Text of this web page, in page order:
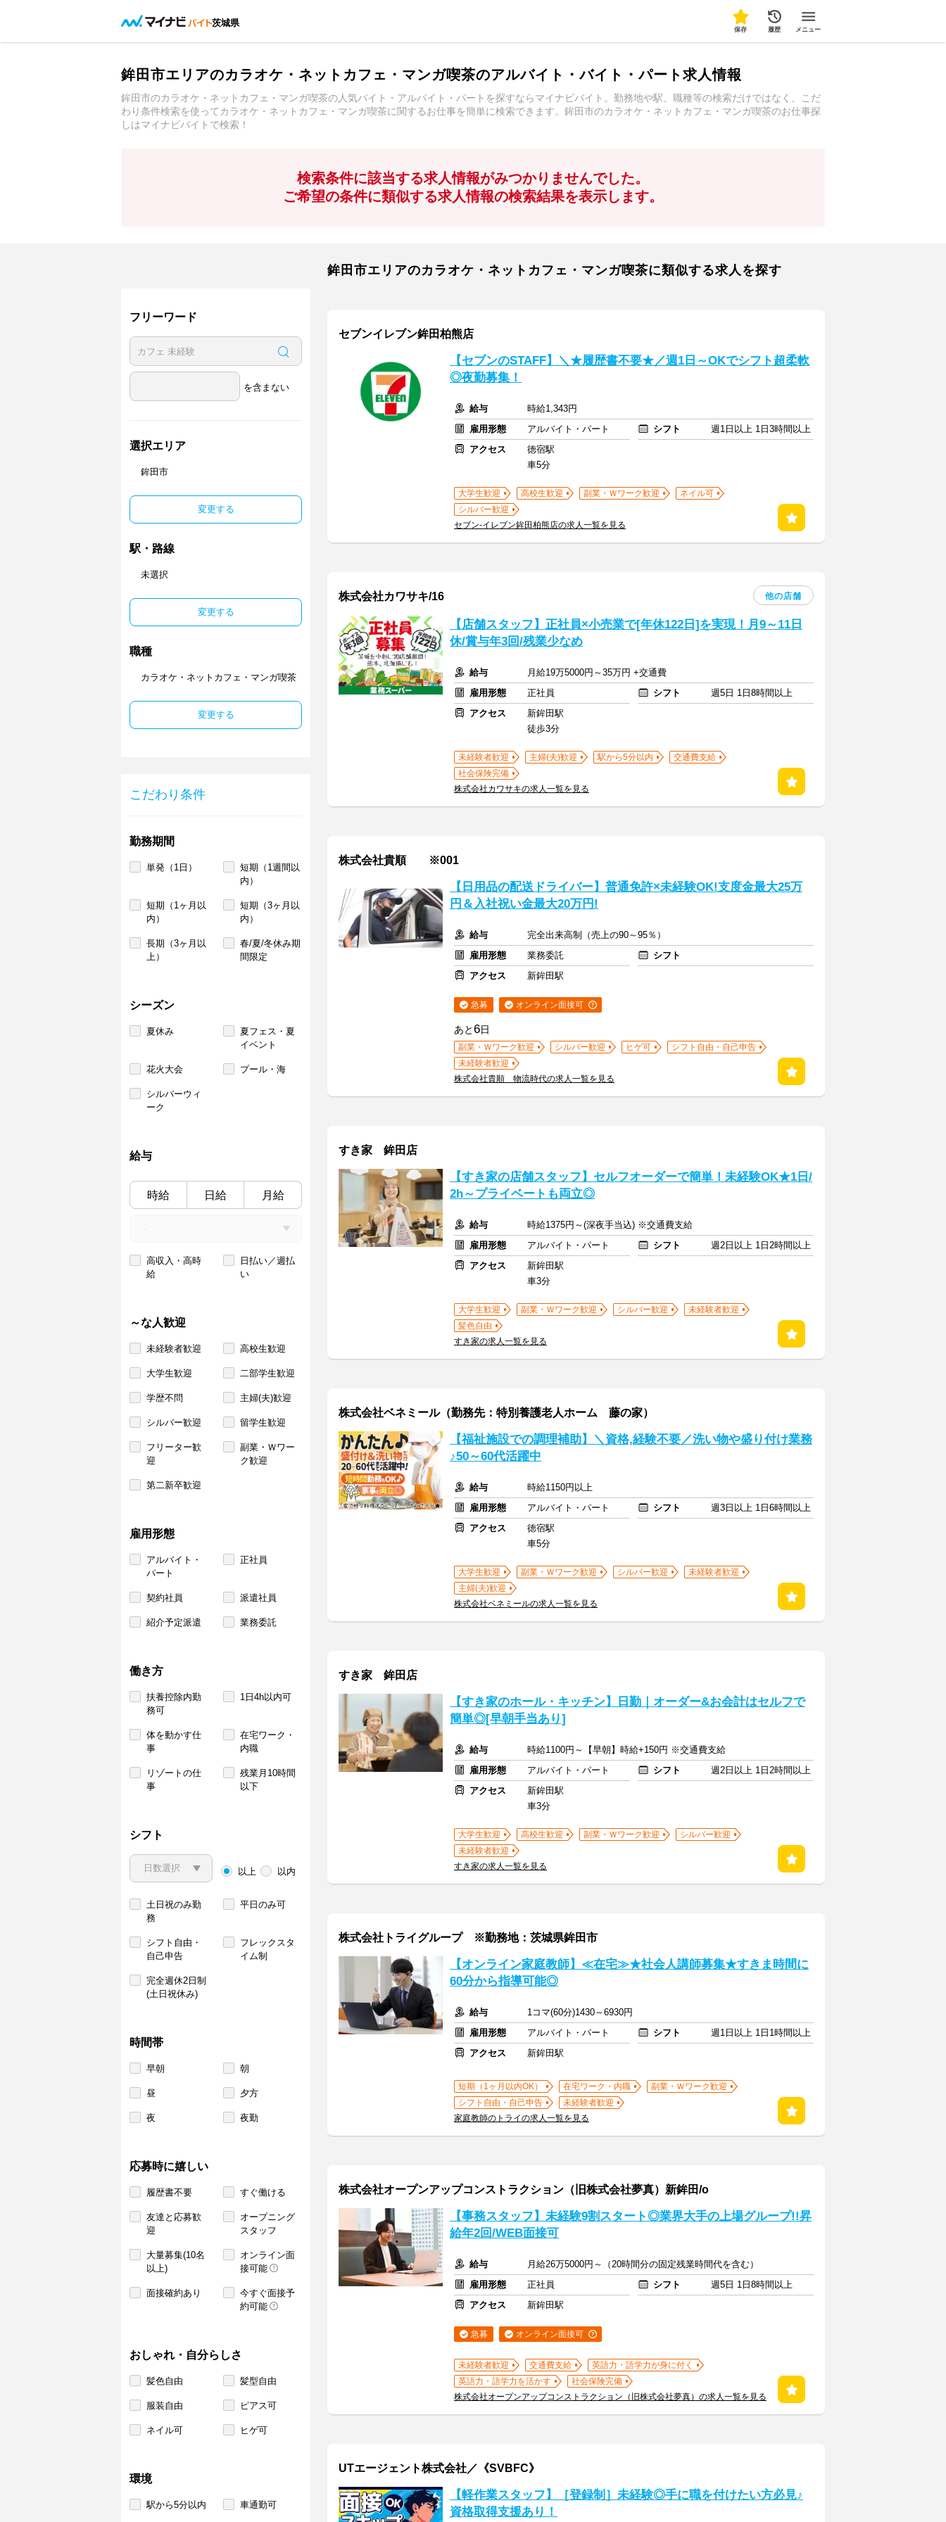
茨城県
保存 履歴 メニュー
鉾田市エリアのカラオケ・ネットカフェ・マンガ喫茶のアルバイト・バイト・パート求人情報
鉾田市のカラオケ・ネットカフェ・マンガ喫茶の人気バイト・アルバイト・パートを探すならマイナビバイト。勤務地や駅、職種等の検索だけではなく、こだ
わり条件検索を使ってカラオケ・ネットカフェ・マンガ喫茶に関するお仕事を簡単に検索できます。鉾田市のカラオケ・ネットカフェ・マンガ喫茶のお仕事探
しはマイナビバイトで検索！
検索条件に該当する求人情報がみつかりませんでした。
ご希望の条件に類似する求人情報の検索結果を表示します。
フリーワード
を含まない
選択エリア
鉾田市
変更する
駅・路線
未選択
変更する
職種
カラオケ・ネットカフェ・マンガ喫茶
変更する
こだわり条件
勤務期間
単発（1日）
短期（1週間以
内）
短期（1ヶ月以
内）
短期（3ヶ月以
内）
長期（3ヶ月以
上）
春/夏/冬休み期
間限定
シーズン
夏休み
夏フェス・夏
イベント
花火大会 プール・海
シルバーウィ
ーク
給与
時給 日給 月給
高収入・高時
給
日払い／週払
い
～な人歓迎
未経験者歓迎 高校生歓迎
大学生歓迎 二部学生歓迎
学歴不問 主婦(夫)歓迎
シルバー歓迎 留学生歓迎
フリーター歓
迎
副業・Ｗワー
ク歓迎
第二新卒歓迎
雇用形態
アルバイト・
パート
正社員
契約社員 派遣社員
紹介予定派遣 業務委託
働き方
扶養控除内勤
務可
1日4h以内可
体を動かす仕
事
在宅ワーク・
内職
リゾートの仕
事
残業月10時間
以下
シフト
以上 以内
土日祝のみ勤
務
平日のみ可
シフト自由・
自己申告
フレックスタ
イム制
完全週休2日制
(土日祝休み)
時間帯
早朝 朝
昼 夕方
夜 夜勤
応募時に嬉しい
履歴書不要 すぐ働ける
友達と応募歓
迎
オープニング
スタッフ
大量募集(10名
以上)
オンライン面
接可能
面接確約あり
今すぐ面接予
約可能
おしゃれ・自分らしさ
髪色自由 髪型自由
服装自由 ピアス可
ネイル可 ヒゲ可
環境
駅から5分以内 車通勤可
鉾田市エリアのカラオケ・ネットカフェ・マンガ喫茶に類似する求人を探す
セブンイレブン鉾田柏熊店
【セブンのSTAFF】＼★履歴書不要★／週1日～OKでシフト超柔軟
◎夜勤募集！
給与
時給1,343円
雇用形態
アルバイト・パート シフト
週1日以上 1日3時間以上
アクセス
徳宿駅
車5分
大学生歓迎 高校生歓迎 副業・Ｗワーク歓迎
ネイル可
シルバー歓迎
セブン-イレブン鉾田柏熊店の求人一覧を見る
株式会社カワサキ/16 他の店舗
【店舗スタッフ】正社員×小売業で[年休122日]を実現！月9～11日
休/賞与年3回/残業少なめ
給与
月給19万5000円～35万円 +交通費
雇用形態
正社員 シフト
週5日 1日8時間以上
アクセス
新鉾田駅
徒歩3分
未経験者歓迎 主婦(夫)歓迎 駅から5分以内
交通費支給
社会保険完備
株式会社カワサキの求人一覧を見る
株式会社貴順 ※001
【日用品の配送ドライバー】普通免許×未経験OK!支度金最大25万
円＆入社祝い金最大20万円!
給与
完全出来高制（売上の90～95％）
雇用形態
業務委託
シフト
アクセス
新鉾田駅
急募 オンライン面接可
あと6日
副業・Ｗワーク歓迎 シルバー歓迎 ヒゲ可
シフト自由・自己申告
未経験者歓迎
株式会社貴順 物流時代の求人一覧を見る
すき家 鉾田店
【すき家の店舗スタッフ】セルフオーダーで簡単！未経験OK★1日/
2h～プライベートも両立◎
給与
時給1375円～(深夜手当込) ※交通費支給
雇用形態
アルバイト・パート シフト
週2日以上 1日2時間以上
アクセス
新鉾田駅
車3分
大学生歓迎 副業・Ｗワーク歓迎 シルバー歓迎
未経験者歓迎
髪色自由
すき家の求人一覧を見る
株式会社ベネミール（勤務先：特別養護老人ホーム 藤の家）
【福祉施設での調理補助】＼資格,経験不要／洗い物や盛り付け業務
♪50～60代活躍中
給与
時給1150円以上
雇用形態
アルバイト・パート シフト
週3日以上 1日6時間以上
アクセス
徳宿駅
車5分
大学生歓迎 副業・Ｗワーク歓迎 シルバー歓迎
未経験者歓迎
主婦(夫)歓迎
株式会社ベネミールの求人一覧を見る
すき家 鉾田店
【すき家のホール・キッチン】日勤｜オーダー&お会計はセルフで
簡単◎[早朝手当あり]
給与
時給1100円～【早朝】時給+150円 ※交通費支給
雇用形態
アルバイト・パート シフト
週2日以上 1日2時間以上
アクセス
新鉾田駅
車3分
大学生歓迎 高校生歓迎 副業・Ｗワーク歓迎
シルバー歓迎
未経験者歓迎
すき家の求人一覧を見る
株式会社トライグループ ※勤務地：茨城県鉾田市
【オンライン家庭教師】≪在宅≫★社会人講師募集★すきま時間に
60分から指導可能◎
給与
1コマ(60分)1430～6930円
雇用形態
アルバイト・パート シフト
週1日以上 1日1時間以上
アクセス
新鉾田駅
短期（1ヶ月以内OK） 在宅ワーク・内職
副業・Ｗワーク歓迎
シフト自由・自己申告
未経験者歓迎
家庭教師のトライの求人一覧を見る
株式会社オープンアップコンストラクション（旧株式会社夢真）新鉾田/o
【事務スタッフ】未経験9割スタート◎業界大手の上場グループ!!昇
給年2回/WEB面接可
給与
月給26万5000円～（20時間分の固定残業時間代を含む）
雇用形態
正社員 シフト
週5日 1日8時間以上
アクセス
新鉾田駅
急募 オンライン面接可
未経験者歓迎 交通費支給
英語力・語学力が身に付く
英語力・語学力を活かす
社会保険完備
株式会社オープンアップコンストラクション（旧株式会社夢真）の求人一覧を見る
UTエージェント株式会社／《SVBFC》
【軽作業スタッフ】［登録制］未経験◎手に職を付けたい方必見♪
資格取得支援あり！